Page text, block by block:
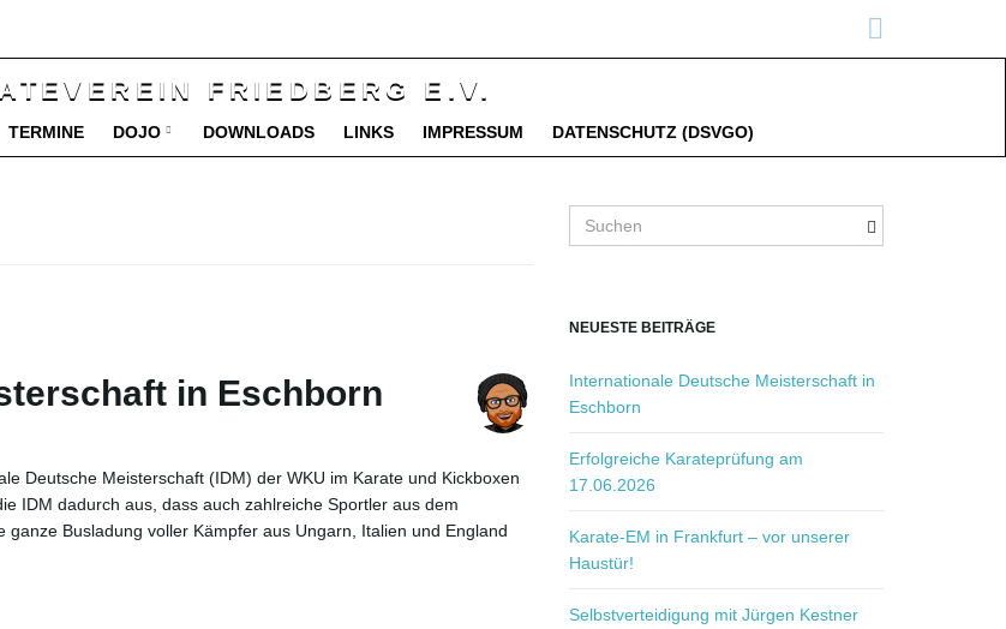
TERMINE DOJO DOWNLOADS LINKS IMPRESSUM DATENSCHUTZ (DSVGO)
in Eschborn
Deutsche Meisterschaft (IDM) der WKU im Karate und Kickboxen
IDM dadurch aus, dass auch zahlreiche Sportler aus dem
Busladung voller Kämpfer aus Ungarn, Italien und England
u
b
g
r
i
f
f
.
.
.
NEUESTE BEITRÄGE
Internationale Deutsche Meisterschaft in
Eschborn
Erfolgreiche Karateprüfung am
17.06.2026
Karate-EM in Frankfurt – vor unserer
Haustür!
Selbstverteidigung mit Jürgen Kestner